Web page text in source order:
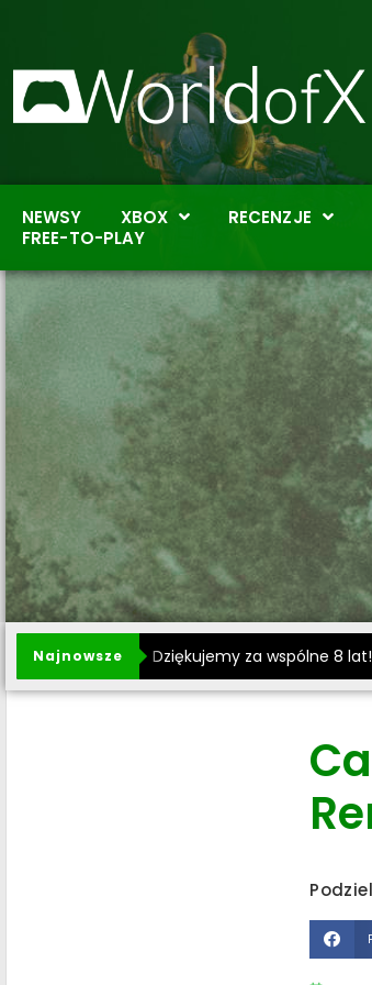
NEWSY XBOX RECENZJE
FREE-TO-PLAY
Najnowsze Dziękujemy za wspólne 8 lat!